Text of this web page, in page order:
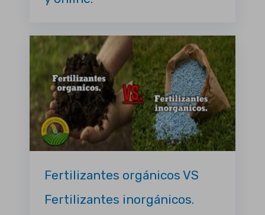
Fertilizantes orgánicos VS
Fertilizantes inorgánicos.